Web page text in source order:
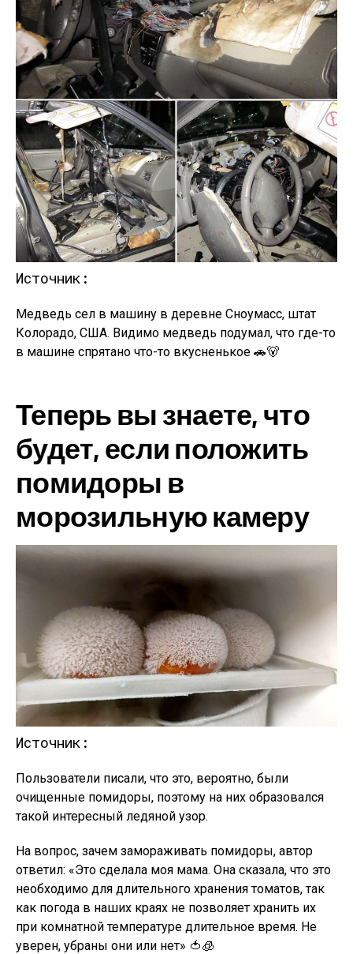
Источник:
Медведь сел в машину в деревне Сноумасс, штат
Колорадо, США. Видимо медведь подумал, что где-то
в машине спрятано что-то вкусненькое 🚗🐻
Теперь вы знаете, что
будет, если положить
помидоры в
морозильную камеру
Источник:
Пользователи писали, что это, вероятно, были
очищенные помидоры, поэтому на них образовался
такой интересный ледяной узор.
На вопрос, зачем замораживать помидоры, автор
ответил: «Это сделала моя мама. Она сказала, что это
необходимо для длительного хранения томатов, так
как погода в наших краях не позволяет хранить их
при комнатной температуре длительное время. Не
уверен, убраны они или нет» 🍅🧊